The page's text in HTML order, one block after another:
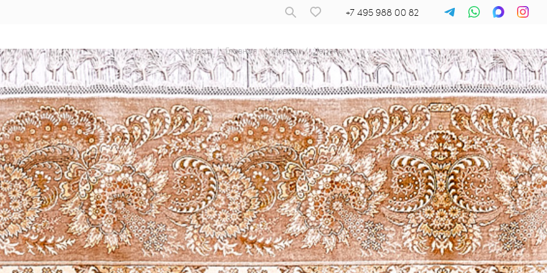
+7 495 988 00 82
Назад | Главная / Ковры / Хереке